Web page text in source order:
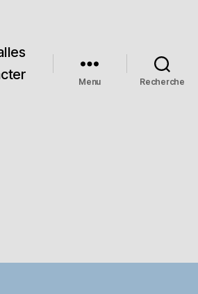
Menu Recherche